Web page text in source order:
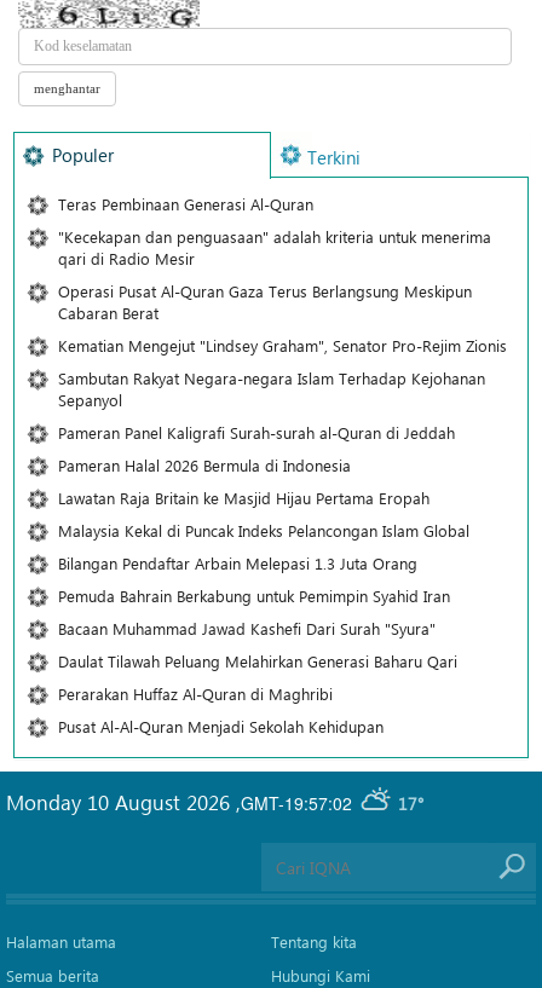
Populer Terkini
Teras Pembinaan Generasi Al-Quran
"Kecekapan dan penguasaan" adalah kriteria untuk menerima
qari di Radio Mesir
Operasi Pusat Al-Quran Gaza Terus Berlangsung Meskipun
Cabaran Berat
Kematian Mengejut "Lindsey Graham", Senator Pro-Rejim Zionis
Sambutan Rakyat Negara-negara Islam Terhadap Kejohanan
Sepanyol
Pameran Panel Kaligrafi Surah-surah al-Quran di Jeddah
Pameran Halal 2026 Bermula di Indonesia
Lawatan Raja Britain ke Masjid Hijau Pertama Eropah
Malaysia Kekal di Puncak Indeks Pelancongan Islam Global
Bilangan Pendaftar Arbain Melepasi 1.3 Juta Orang
Pemuda Bahrain Berkabung untuk Pemimpin Syahid Iran
Bacaan Muhammad Jawad Kashefi Dari Surah "Syura"
Daulat Tilawah Peluang Melahirkan Generasi Baharu Qari
Perarakan Huffaz Al-Quran di Maghribi
Pusat Al-Al-Quran Menjadi Sekolah Kehidupan
GMT-19:57:02 17°
Monday 10 August 2026 ,
Halaman utama
Semua berita
Tentang kita
Hubungi Kami